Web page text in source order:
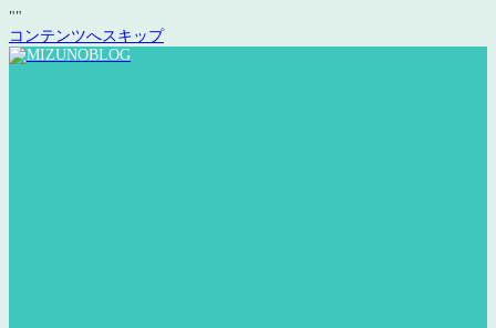
""
コンテンツへスキップ